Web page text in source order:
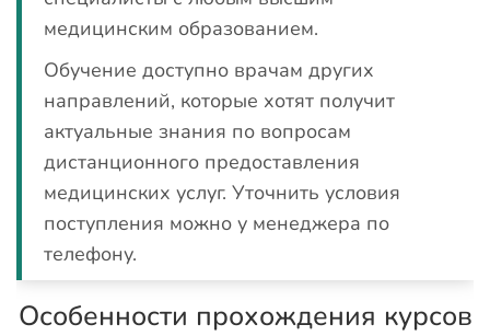
медицинским образованием.
Обучение доступно врачам других
направлений, которые хотят получит
актуальные знания по вопросам
дистанционного предоставления
медицинских услуг. Уточнить условия
поступления можно у менеджера по
телефону.
Особенности прохождения курсов